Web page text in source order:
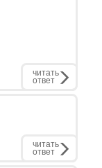
читать
ответ
читать
ответ